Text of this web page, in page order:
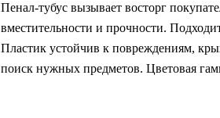
Пенал-тубус вызывает восторг
вместительности и прочности.
Пластик устойчив к повреждениям,
поиск нужных предметов. Цветовая